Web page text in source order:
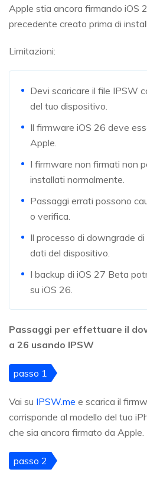
Apple stia ancora firmando iOS
precedente creato prima di
Limitazioni:
Devi scaricare il file IPSW
del tuo dispositivo.
Il firmware iOS 26 deve
Apple.
I firmware non firmati non
installati normalmente.
Passaggi errati possono
o verifica.
Il processo di downgrade
dati del dispositivo.
I backup di iOS 27 Beta
su iOS 26.
Passaggi per effettuare il
a 26 usando IPSW
passo 1
Vai su IPSW.me e scarica il
corrisponde al modello del tuo
che sia ancora firmato da Apple.
passo 2